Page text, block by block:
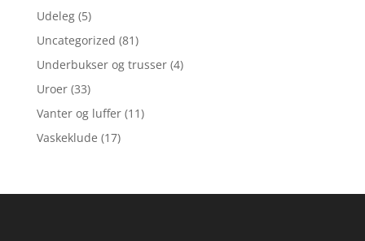
Udeleg (5)
Uncategorized (81)
Underbukser og trusser (4)
Uroer (33)
Vanter og luffer (11)
Vaskeklude (17)